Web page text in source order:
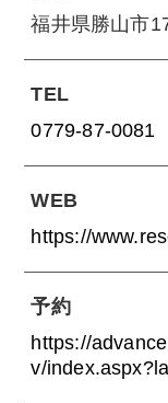
福井県勝山市
TEL
0779-87-0081
WEB
https://
予約
https://
v/